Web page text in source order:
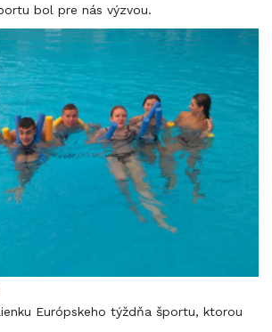
bol pre nás výzvou.
Európskeho týždňa športu, ktorou